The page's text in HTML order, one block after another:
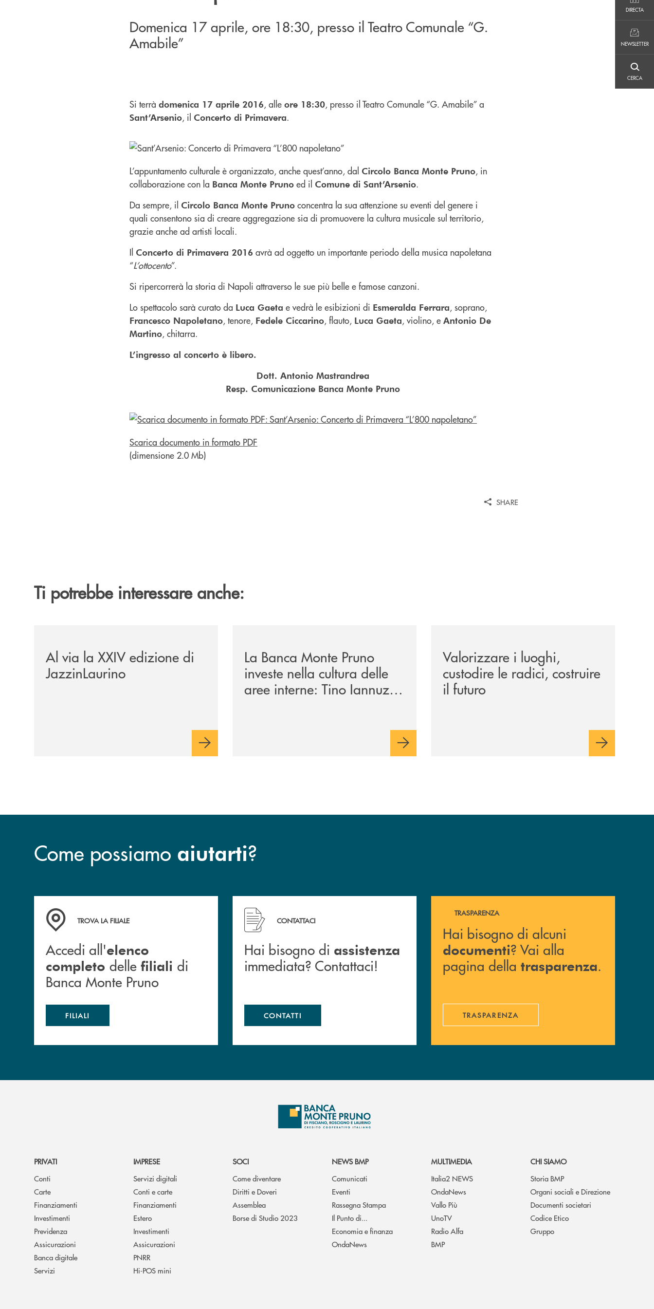
DIRECTA
NEWSLETTER
CERCA
Domenica 17 aprile, ore 18:30, presso il Teatro Comunale “G.
Amabile”
Si terrà domenica 17 aprile 2016, alle ore 18:30, presso il Teatro Comunale “G. Amabile” a
Sant’Arsenio, il Concerto di Primavera.
L’appuntamento culturale è organizzato, anche quest’anno, dal Circolo Banca Monte Pruno, in
collaborazione con la Banca Monte Pruno ed il Comune di Sant’Arsenio.
Da sempre, il Circolo Banca Monte Pruno concentra la sua attenzione su eventi del genere i
quali consentono sia di creare aggregazione sia di promuovere la cultura musicale sul territorio,
grazie anche ad artisti locali.
Il Concerto di Primavera 2016 avrà ad oggetto un importante periodo della musica napoletana
“L’ottocento”.
Si ripercorrerà la storia di Napoli attraverso le sue più belle e famose canzoni.
Lo spettacolo sarà curato da Luca Gaeta e vedrà le esibizioni di Esmeralda Ferrara, soprano,
Francesco Napoletano, tenore, Fedele Ciccarino, flauto, Luca Gaeta, violino, e Antonio De
Martino, chitarra.
L’ingresso al concerto è libero.
Dott. Antonio Mastrandrea
Resp. Comunicazione Banca Monte Pruno
Scarica documento in formato PDF
(dimensione 2.0 Mb)
SHARE
Ti potrebbe interessare anche:
Al via la XXIV edizione di
JazzinLaurino
La Banca Monte Pruno
investe nella cultura delle
aree interne: Tino Iannuzzi
Valorizzare i luoghi,
custodire le radici, costruire
il futuro
Come possiamo aiutarti?
Accedi all' elenco completo&nbsp; delle&nbsp; filiali&nbsp; di Banca Monte Pruno
TROVA LA FILIALE
Accedi all'elenco
completo delle filiali di
Banca Monte Pruno
FILIALI
Hai bisogno di assistenza immediata? Contattaci!
CONTATTACI
Hai bisogno di assistenza
immediata? Contattaci!
CONTATTI
Hai bisogno di alcuni documenti ? Vai alla pagina della
TRASPARENZA
Hai bisogno di alcuni
documenti? Vai alla
pagina della trasparenza.
TRASPARENZA
PRIVATI
Conti
Carte
Finanziamenti
Investimenti
Previdenza
Assicurazioni
Banca digitale
Servizi
IMPRESE
Servizi digitali
Conti e carte
Finanziamenti
Estero
Investimenti
Assicurazioni
PNRR
Hi-POS mini
SOCI
Come diventare
Diritti e Doveri
Assemblea
Borse di Studio 2023
NEWS BMP
Comunicati
Eventi
Rassegna Stampa
Il Punto di...
Economia e finanza
OndaNews
MULTIMEDIA
Italia2 NEWS
OndaNews
Vallo Più
UnoTV
Radio Alfa
BMP
CHI SIAMO
Storia BMP
Organi sociali e Direzione
Documenti societari
Codice Etico
Gruppo